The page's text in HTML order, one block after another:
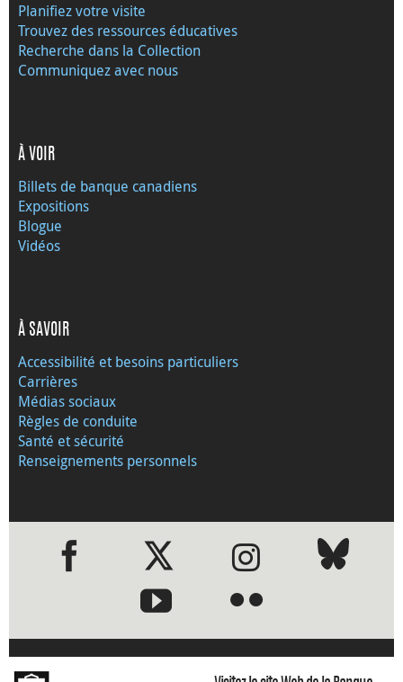
Planifiez votre visite
Trouvez des ressources éducatives
Recherche dans la Collection
Communiquez avec nous
À VOIR
Billets de banque canadiens
Expositions
Blogue
Vidéos
À SAVOIR
Accessibilité et besoins particuliers
Carrières
Médias sociaux
Règles de conduite
Santé et sécurité
Renseignements personnels
●●